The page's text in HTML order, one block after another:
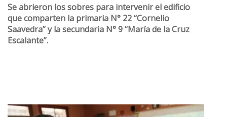
Se abrieron los sobres para intervenir el edificio
que comparten la primaria N° 22 “Cornelio
Saavedra” y la secundaria N° 9 “María de la Cruz
Escalante”.